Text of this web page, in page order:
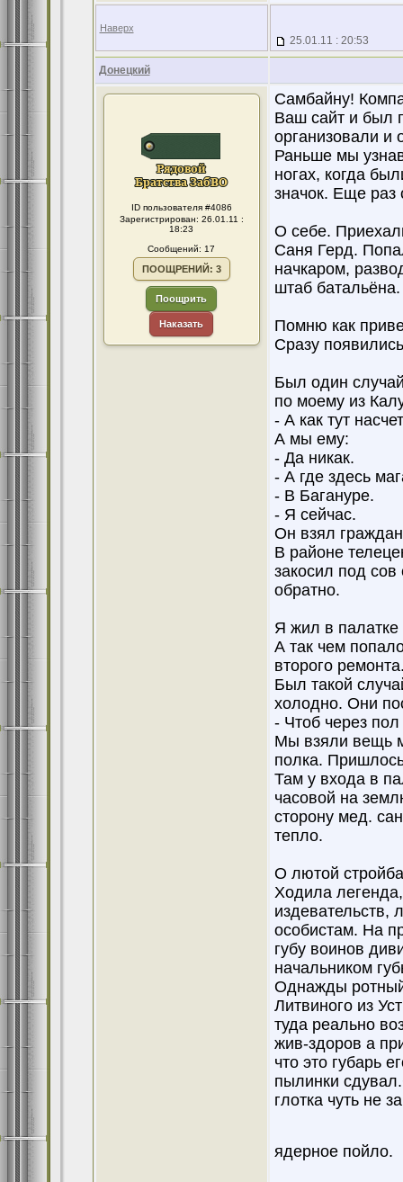
Наверх
25.01.11 : 20:53
Донецкий
ID пользователя #4086
Зарегистрирован: 26.01.11 :
18:23
Сообщений: 17
ПООЩРЕНИЙ: 3
Поощрить
Наказать
Самбайну!
Ваш сайт и был
организовали и
Раньше мы
ногах, когда
значок. Еще раз
О себе.
Саня Герд.
начкаром,
штаб батальёна.
Помню как
Сразу
Был один
по моему из
- А как тут
А мы ему:
- Да никак.
- А где здесь
- В Багануре.
- Я сейчас.
Он взял
В районе
закосил под
обратно.
Я жил в
А так чем
второго
Был такой
холодно. Они
- Чтоб через
Мы взяли вещь
полка.
Там у входа в
часовой на
сторону мед.
тепло.
О лютой
Ходила
издевательств,
особистам. На
губу воинов
начальником
Однажды
Литвиного из
туда реально
жив-здоров а
что это губарь
пылинки
глотка чуть не
ядерное пойло.